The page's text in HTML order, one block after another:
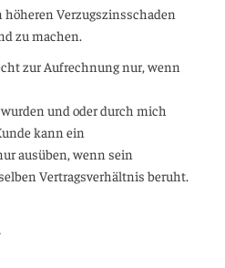
Verzugszinsschaden
zu machen.
zur Aufrechnung nur, wenn
und oder durch mich
kann ein
ausüben, wenn sein
Vertragsverhältnis beruht.